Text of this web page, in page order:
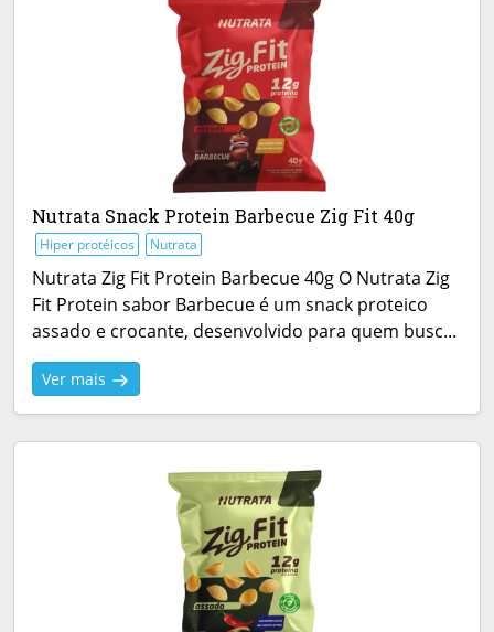
Nutrata Snack Protein Barbecue Zig Fit 40g
Hiper protéicos Nutrata
Nutrata Zig Fit Protein Barbecue 40g O Nutrata Zig
Fit Protein sabor Barbecue é um snack proteico
assado e crocante, desenvolvido para quem busc...
Ver mais